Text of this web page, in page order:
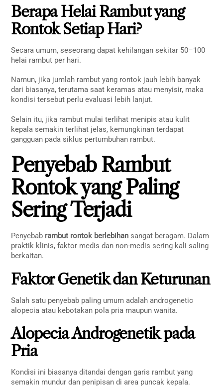
Berapa Helai Rambut yang
Rontok Setiap Hari?
Secara umum, seseorang dapat kehilangan sekitar 50–100
helai rambut per hari.
Namun, jika jumlah rambut yang rontok jauh lebih banyak
dari biasanya, terutama saat keramas atau menyisir, maka
kondisi tersebut perlu evaluasi lebih lanjut.
Selain itu, jika rambut mulai terlihat menipis atau kulit
kepala semakin terlihat jelas, kemungkinan terdapat
gangguan pada siklus pertumbuhan rambut.
Penyebab Rambut
Rontok yang Paling
Sering Terjadi
Penyebab rambut rontok berlebihan sangat beragam. Dalam
praktik klinis, faktor medis dan non-medis sering kali saling
berkaitan.
Faktor Genetik dan Keturunan
Salah satu penyebab paling umum adalah androgenetic
alopecia atau kebotakan pola pria maupun wanita.
Alopecia Androgenetik pada
Pria
Kondisi ini biasanya ditandai dengan garis rambut yang
semakin mundur dan penipisan di area puncak kepala.